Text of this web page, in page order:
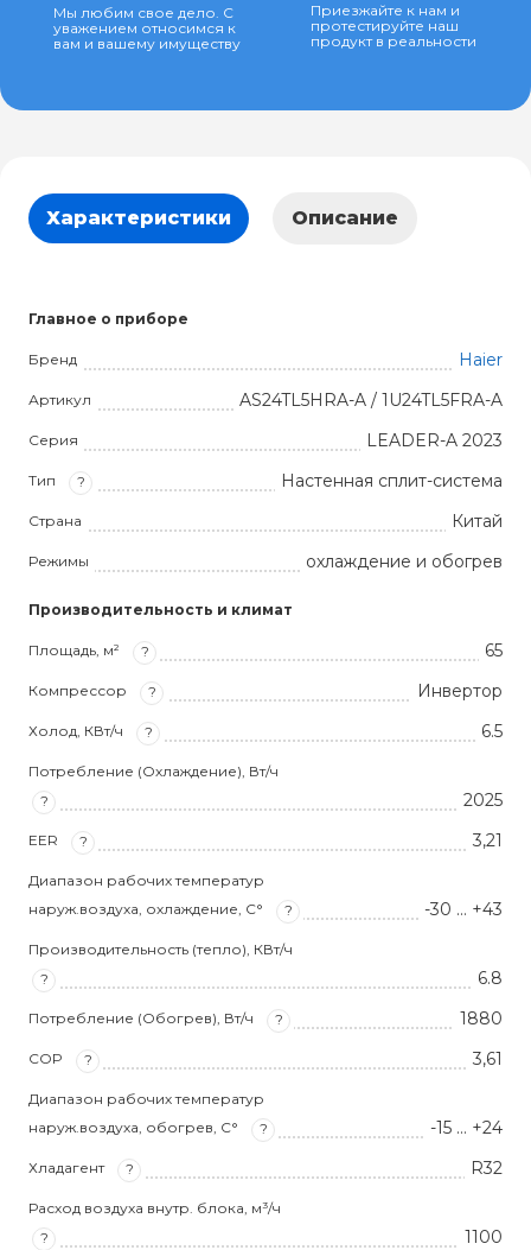
Мы любим свое дело. С
уважением относимся к
вам и вашему имуществу
Приезжайте к нам и
протестируйте наш
продукт в реальности
Характеристики Описание
Главное о приборе
Бренд Haier
Артикул AS24TL5HRA-A / 1U24TL5FRA-A
Серия LEADER-A 2023
Тип ? Настенная сплит-система
Страна Китай
Режимы охлаждение и обогрев
Производительность и климат
Площадь, м² ? 65
Компрессор ? Инвертор
Холод, КВт/ч ? 6.5
Потребление (Охлаждение), Вт/ч
?
2025
EER ? 3,21
Диапазон рабочих температур
наруж.воздуха, охлаждение, С°
? -30 … +43
Производительность (тепло), КВт/ч
?
6.8
Потребление (Обогрев), Вт/ч ? 1880
COP ? 3,61
Диапазон рабочих температур
наруж.воздуха, обогрев, С°
? -15 … +24
Хладагент ? R32
Расход воздуха внутр. блока, м³/ч
?
1100